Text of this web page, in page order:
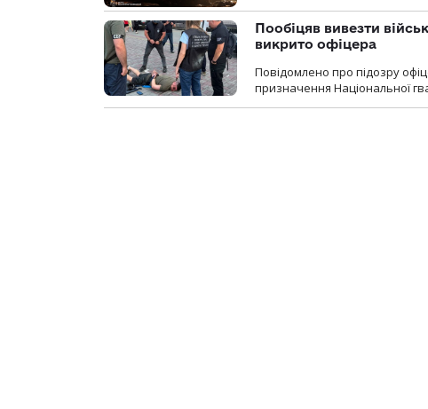
Пообіцяв вивезти
викрито офіцера
Повідомлено про підозру
призначення Національної